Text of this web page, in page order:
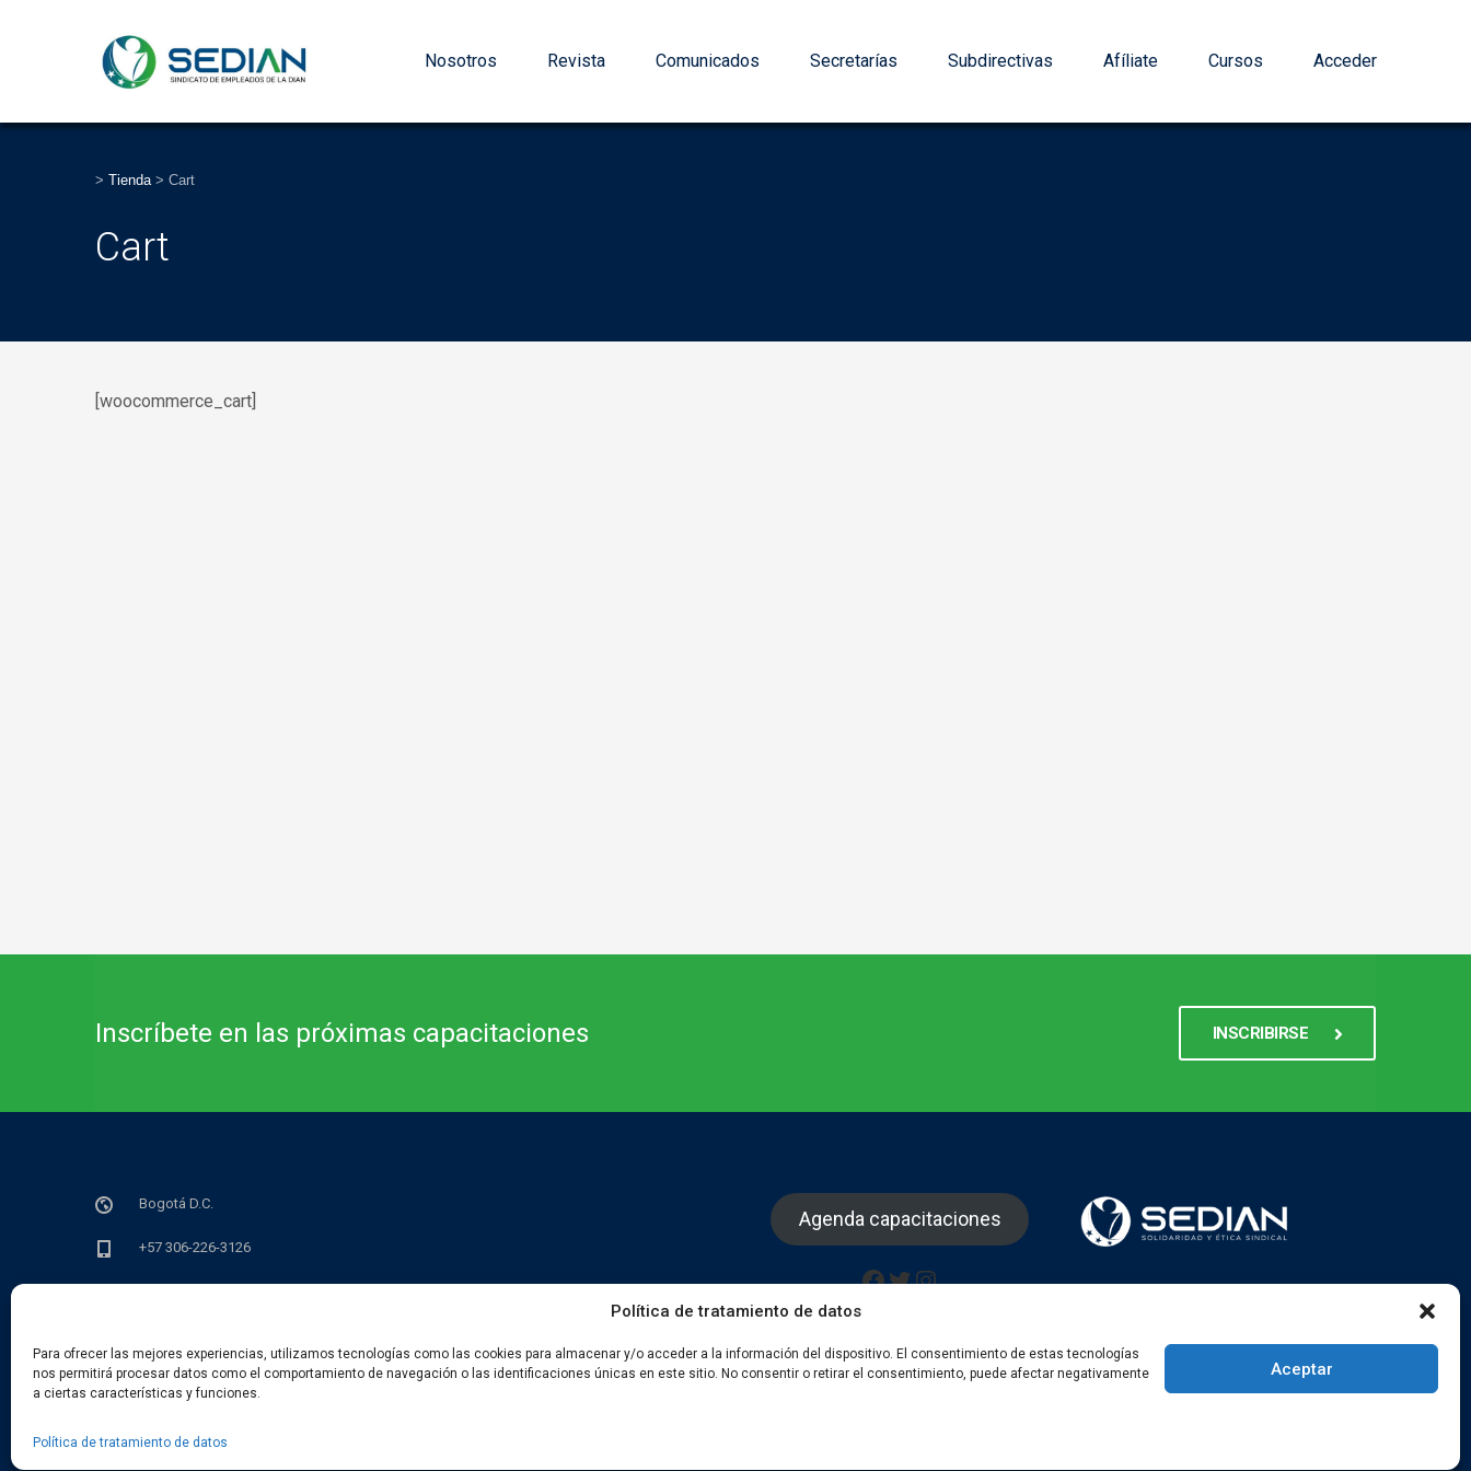
Política de tratamiento de datos
Para ofrecer las mejores experiencias, utilizamos tecnologías como las cookies para almacenar y/o acceder a la información del dispositivo. El consentimiento de estas tecnologías
nos permitirá procesar datos como el comportamiento de navegación o las identificaciones únicas en este sitio. No consentir o retirar el consentimiento, puede afectar negativamente
a ciertas características y funciones.
Aceptar
Política de tratamiento de datos
Nosotros Revista Comunicados Secretarías Subdirectivas Afíliate Cursos Acceder
> Tienda> Cart
Cart
[woocommerce_cart]
Inscríbete en las próximas capacitaciones INSCRIBIRSE
Bogotá D.C.
+57 306-226-3126
Agenda capacitaciones
Facebook
Twitter
Instagram